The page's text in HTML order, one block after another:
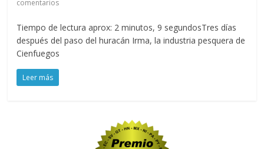
comentarios
Tiempo de lectura aprox: 2 minutos, 9 segundosTres días
después del paso del huracán Irma, la industria pesquera de
Cienfuegos
Leer más